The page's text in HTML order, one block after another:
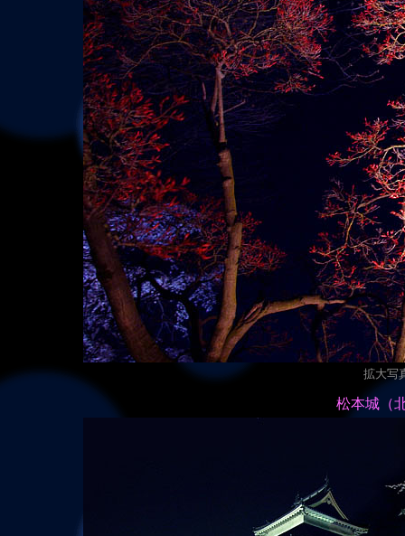
拡大写
松本城（